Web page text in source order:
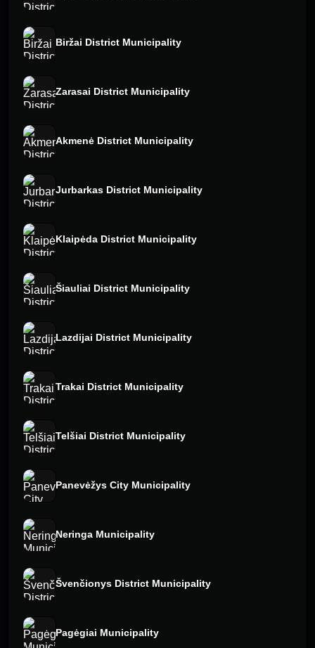
Biržai District Municipality
Zarasai District Municipality
Akmenė District Municipality
Jurbarkas District Municipality
Klaipėda District Municipality
Šiauliai District Municipality
Lazdijai District Municipality
Trakai District Municipality
Telšiai District Municipality
Panevėžys City Municipality
Neringa Municipality
Švenčionys District Municipality
Pagėgiai Municipality